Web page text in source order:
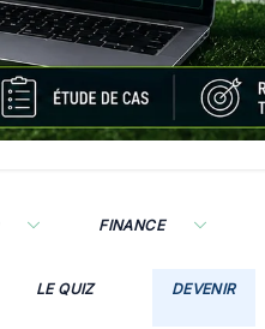
FINANCE
LE QUIZ DEVENIR